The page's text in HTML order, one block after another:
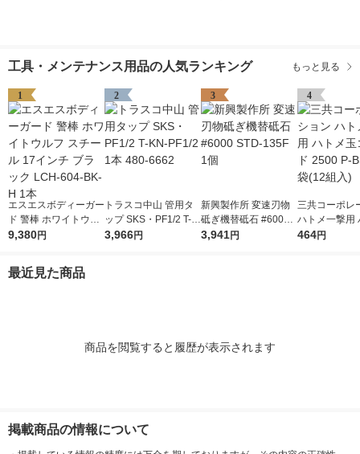
工具・メンテナンス用品の人気ランキング もっと見る
1
エスエスボディーガー
ド 警棒 ホワイトウル
フ スチール 17インチ
9,380円
2
トラスコ中山 管用タ
ップ SKS・PF1/2 T-K
N-PF1/2 1本 480-666
3,966円
3
新興製作所 変速刃物
砥ぎ機替砥石 #6000
STD-135F 1個
3,941円
4
三共コーポレ
ハトメ一撃用
玉ゴールド
464円
最近見た商品
商品を閲覧すると履歴が表示されます
掲載商品の情報について